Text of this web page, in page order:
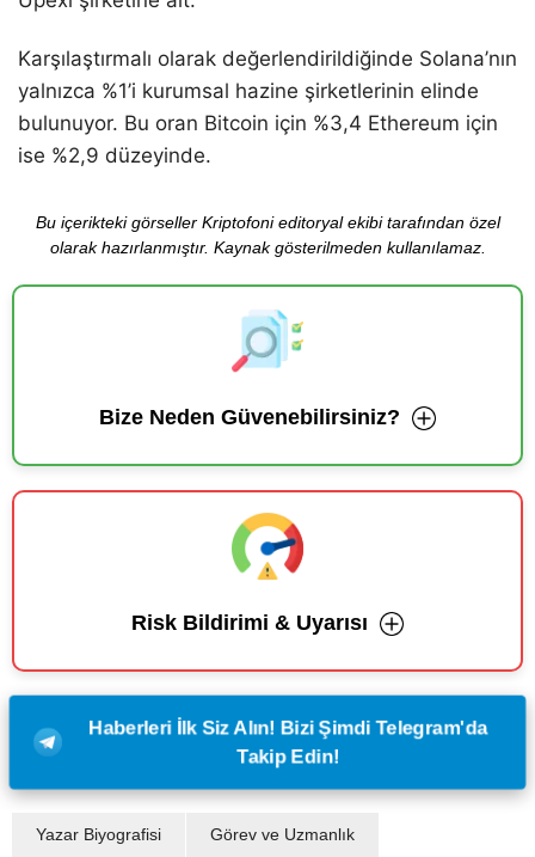
Karşılaştırmalı olarak değerlendirildiğinde Solana’nın
yalnızca %1’i kurumsal hazine şirketlerinin elinde
bulunuyor. Bu oran Bitcoin için %3,4 Ethereum için
ise %2,9 düzeyinde.
Bu içerikteki görseller Kriptofoni editoryal ekibi tarafından özel
olarak hazırlanmıştır. Kaynak gösterilmeden kullanılamaz.
Bize Neden Güvenebilirsiniz?
Risk Bildirimi & Uyarısı
Haberleri İlk Siz Alın! Bizi Şimdi Telegram'da
Takip Edin!
Yazar Biyografisi Görev ve Uzmanlık